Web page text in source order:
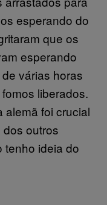
esperando do
que os
esperando
várias horas
liberados.
alemã foi crucial
outros
tenho ideia do